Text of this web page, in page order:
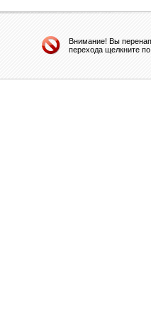
Внимание! Вы
перехода щелкните